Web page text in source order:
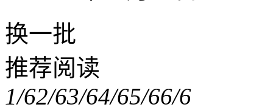
换一批
推荐阅读
1/62/63/64/65/66/6